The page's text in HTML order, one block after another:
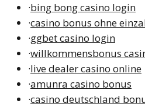
·bing bong casino login
·casino bonus ohne
·ggbet casino login
·willkommensbonus
·live dealer casino online
·amunra casino bonus
·casino deutschland